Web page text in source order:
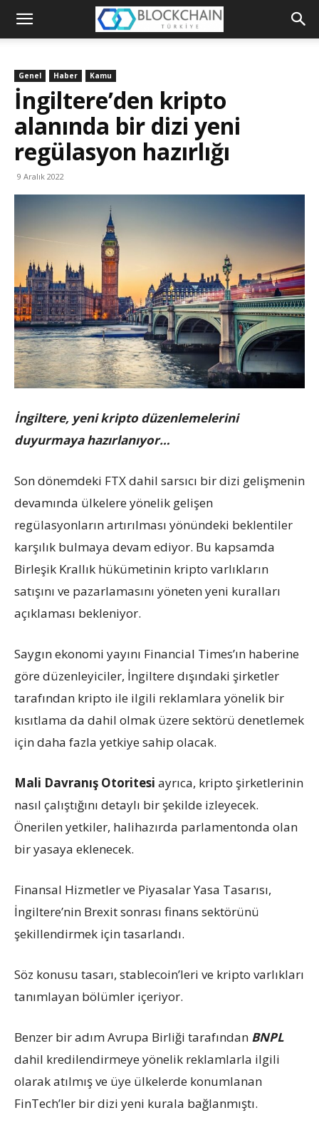
Blockchain
Platformu
Genel Haber Kamu
İngiltere’den kripto
alanında bir dizi yeni
regülasyon hazırlığı
9 Aralık 2022
İngiltere, yeni kripto düzenlemelerini
duyurmaya hazırlanıyor…
Son dönemdeki FTX dahil sarsıcı bir dizi gelişmenin
devamında ülkelere yönelik gelişen
regülasyonların artırılması yönündeki beklentiler
karşılık bulmaya devam ediyor. Bu kapsamda
Birleşik Krallık hükümetinin kripto varlıkların
satışını ve pazarlamasını yöneten yeni kuralları
açıklaması bekleniyor.
Saygın ekonomi yayını Financial Times’ın haberine
göre düzenleyiciler, İngiltere dışındaki şirketler
tarafından kripto ile ilgili reklamlara yönelik bir
kısıtlama da dahil olmak üzere sektörü denetlemek
için daha fazla yetkiye sahip olacak.
Mali Davranış Otoritesi ayrıca, kripto şirketlerinin
nasıl çalıştığını detaylı bir şekilde izleyecek.
Önerilen yetkiler, halihazırda parlamentonda olan
bir yasaya eklenecek.
Finansal Hizmetler ve Piyasalar Yasa Tasarısı,
İngiltere’nin Brexit sonrası finans sektörünü
şekillendirmek için tasarlandı.
Söz konusu tasarı, stablecoin’leri ve kripto varlıkları
tanımlayan bölümler içeriyor.
Benzer bir adım Avrupa Birliği tarafından BNPL
dahil kredilendirmeye yönelik reklamlarla ilgili
olarak atılmış ve üye ülkelerde konumlanan
FinTech’ler bir dizi yeni kurala bağlanmıştı.